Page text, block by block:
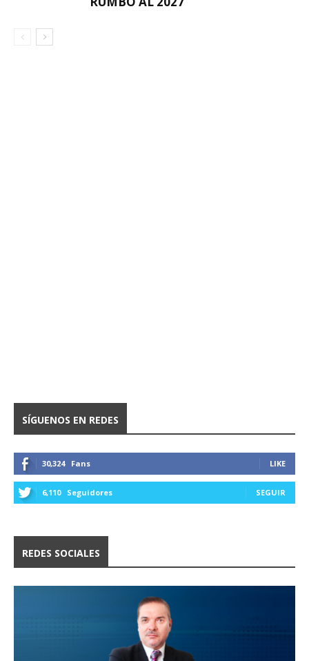
SÍGUENOS EN REDES
30,324 Fans LIKE
6,110 Seguidores SEGUIR
REDES SOCIALES